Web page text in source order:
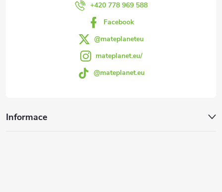
+420 778 969 588
Facebook
@mateplaneteu
mateplanet.eu/
@mateplanet.eu
Informace